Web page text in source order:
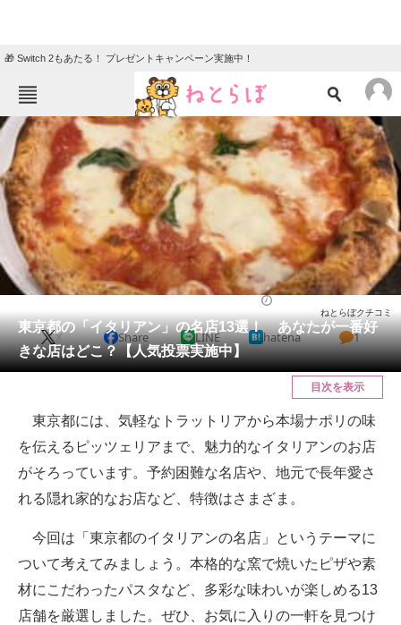
🎁 Switch 2もあたる！ プレゼントキャンペーン実施中！
ねとらぼメニュー
TOP ニュース
エンタメ クイズ
グルメ
住まい 教育・育児
動物 リサーチ
会員記事
メディア
ITの今と未来を見通す
スマホと通信の最新トレンド
ビジネスと働き方のヒント
東京都の「イタリアン」の名店13選！ あなたが一番好
きな店はどこ？【人気投票実施中】
ねとらぼクチコミ
X Share LINE hatena 1
目次を表示
東京都には、気軽なトラットリアから本場ナポリの味
を伝えるピッツェリアまで、魅力的なイタリアンのお店
がそろっています。予約困難な名店や、地元で長年愛さ
れる隠れ家的なお店など、特徴はさまざま。
今回は「東京都のイタリアンの名店」というテーマに
ついて考えてみましょう。本格的な窯で焼いたピザや素
材にこだわったパスタなど、多彩な味わいが楽しめる13
店舗を厳選しました。ぜひ、お気に入りの一軒を見つけ